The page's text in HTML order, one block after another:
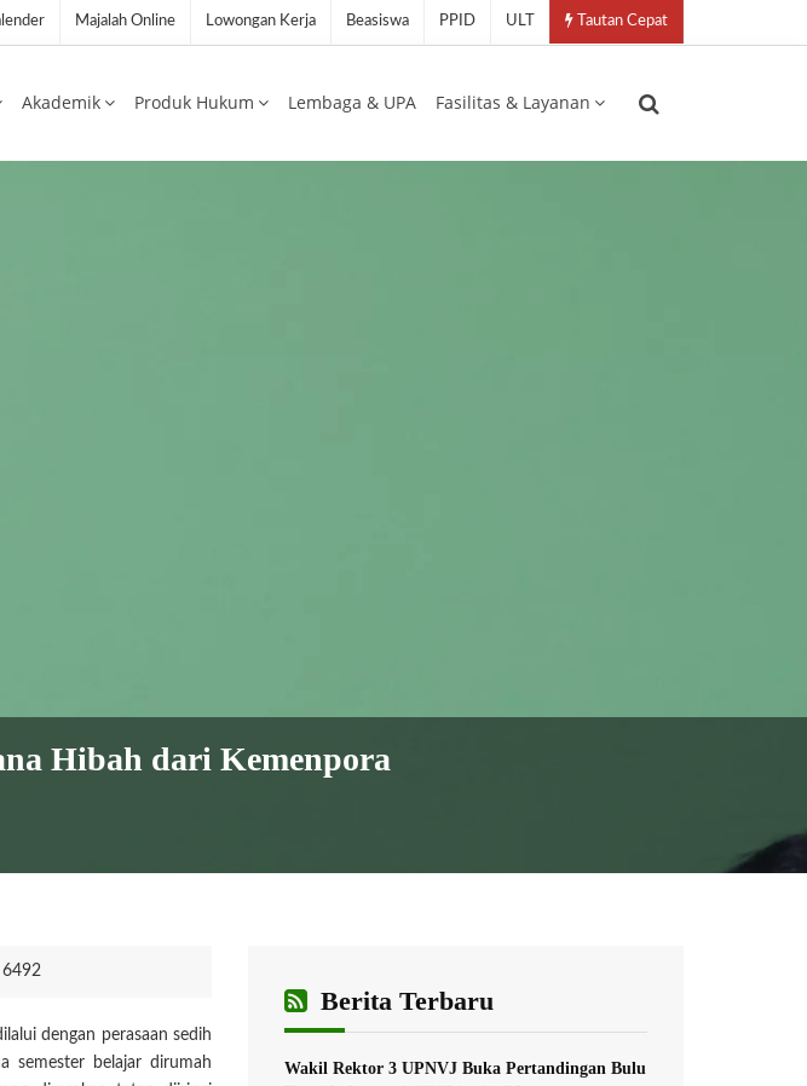
Majalah Online Lowongan Kerja Beasiswa PPID ULT Tautan Cepat
Akademik Produk Hukum Lembaga & UPA Fasilitas & Layanan
Hibah dari Kemenpora
6492
dengan perasaan sedih
semester belajar dirumah
Berita Terbaru
Wakil Rektor 3 UPNVJ Buka Pertandingan Bulu